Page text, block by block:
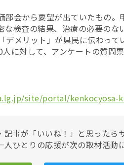
部会から要望が出ていたもの
な検査の結果、治療の必要の
デメリット」が県民に伝わっ
に対して、アンケートの質問
site/portal/kenkocyosa-
記事が「いいね！」と思ったら
人ひとりの応援が次の取材活動